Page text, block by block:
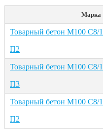
Марка
Товарный бетон М100 С8/
П2
Товарный бетон М100 С8/
П3
Товарный бетон М100 С8/
П2